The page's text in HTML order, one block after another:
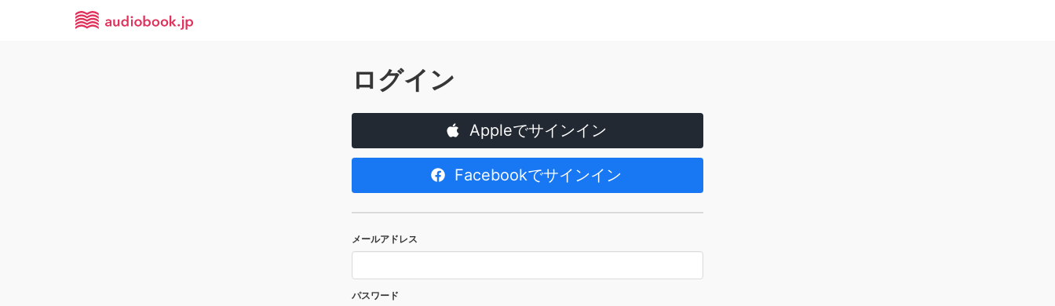
ログイン
Appleでサインイン
Facebookでサインイン
メールアドレス
パスワード